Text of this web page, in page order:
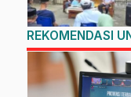
REKOMENDASI